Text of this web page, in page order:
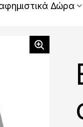
Δώρα